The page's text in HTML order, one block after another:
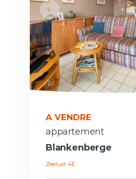
A VENDRE
appartement
Blankenberge
Zeelust 4E